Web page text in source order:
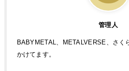
管理人
BABYMETAL、METALVERSE、さく
かけてます。